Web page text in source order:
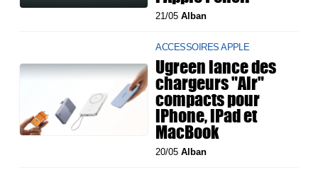
21/05Alban
ACCESSOIRES APPLE
Ugreen lance des
chargeurs "Air"
compacts pour
iPhone, iPad et
MacBook
20/05Alban